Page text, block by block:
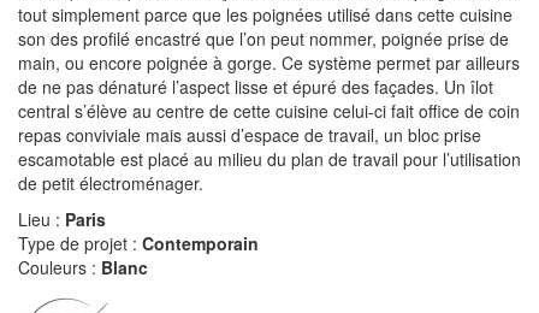
tout simplement parce que les poignées utilisé dans cette cuisine
son des profilé encastré que l’on peut nommer, poignée prise de
main, ou encore poignée à gorge. Ce système permet par ailleurs
de ne pas dénaturé l’aspect lisse et épuré des façades. Un îlot
central s’élève au centre de cette cuisine celui-ci fait office de coin
repas conviviale mais aussi d’espace de travail, un bloc prise
escamotable est placé au milieu du plan de travail pour l’utilisation
de petit électroménager.
Lieu : Paris
Type de projet : Contemporain
Couleurs : Blanc